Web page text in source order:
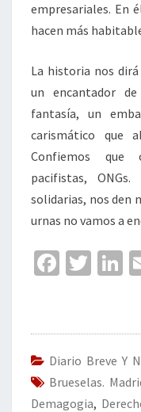
empresariales. En
hacen más
La historia nos
un encantador
fantasía, un
carismático que
Confiemos que
pacifistas,
solidarias, nos den
urnas no vamos a
Fa
o
o
k
T
er
Li
n
Diario Breve Y
Brueselas.
Demagogia,